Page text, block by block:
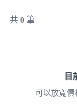
共 0 筆
目
可以放寬價